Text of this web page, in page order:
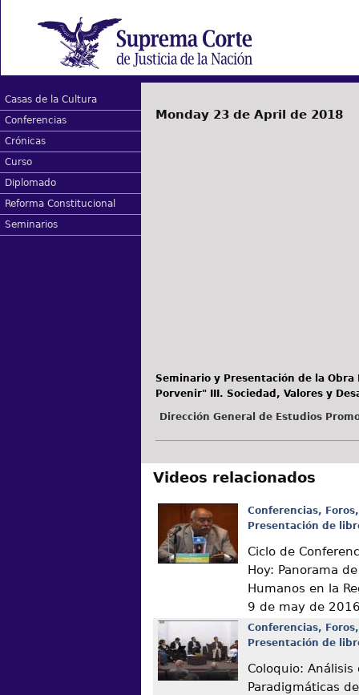
Casas de la Cultura
Conferencias
Crónicas
Curso
Diplomado
Reforma Constitucional
Seminarios
Monday 23 de April de 2018
Seminario y Presentación de la
Porvenir" III. Sociedad, Valores y
Dirección General de Estudios
Videos relacionados
Conferencias,
Presentación de
Ciclo de
Hoy: Panorama
Humanos en la
9 de may de
Conferencias,
Presentación de
Coloquio: Análisis
Paradigmáticas